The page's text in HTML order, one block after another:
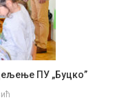
ПУ „Буцко”